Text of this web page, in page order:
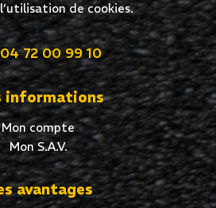
de cookies.
04 72 00 99 10
informations
Mon compte
Mon S.A.V.
avantages